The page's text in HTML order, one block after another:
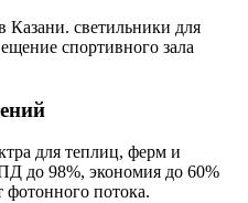
Казани. светильники для
спортивного зала
для теплиц, ферм и
до 98%, экономия до 60%
фотонного потока.